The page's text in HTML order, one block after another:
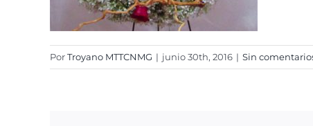
PorTroyano MTTCNMG | junio 30th, 2016 | Sin